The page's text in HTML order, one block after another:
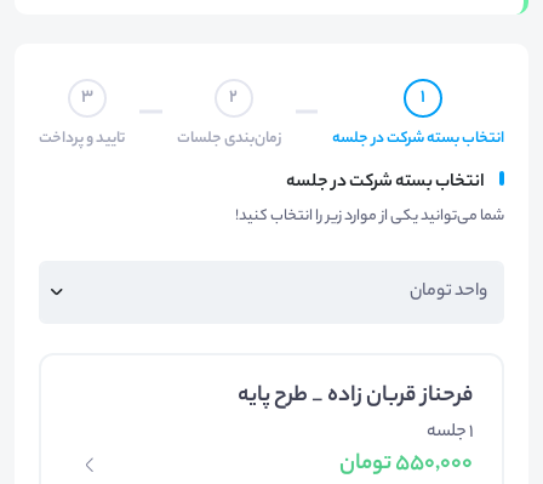
1
انتخاب بسته شرکت در جلسه
2
زمان‌بندی جلسات
3
تایید و پرداخت
انتخاب بسته شرکت در جلسه
شما می‌توانید یکی از موارد زیر را انتخاب کنید!
فرحناز قربان زاده _ طرح پایه
1 جلسه
550,000 تومان